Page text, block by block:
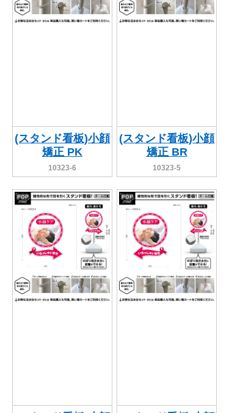
(スタンド看板)小顔
矯正 PK
10323-6
(スタンド看板)小顔
矯正 BR
10323-5